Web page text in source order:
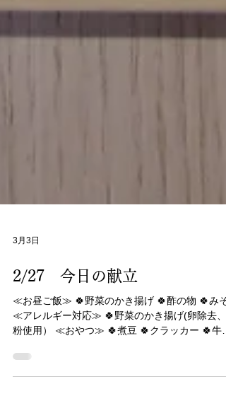
3月3日
2/27 今日の献立
≪お昼ご飯≫ 🍀野菜のかき揚げ 🍀酢の物 🍀みそ
≪アレルギー対応≫ 🍀せんべい変更